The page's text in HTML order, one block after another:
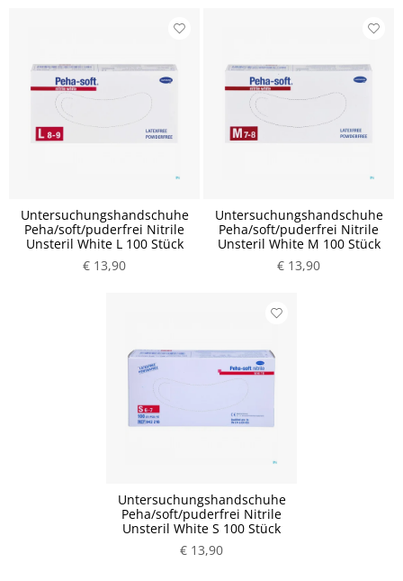
Untersuchungshandschuhe
Peha/soft/puderfrei Nitrile
Unsteril White L 100 Stück
€ 13,90
Untersuchungshandschuhe
Peha/soft/puderfrei Nitrile
Unsteril White M 100 Stück
€ 13,90
Untersuchungshandschuhe
Peha/soft/puderfrei Nitrile
Unsteril White S 100 Stück
€ 13,90